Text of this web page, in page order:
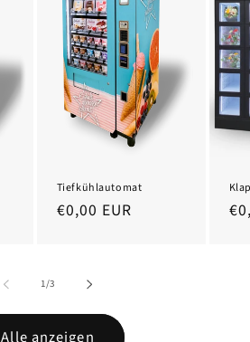
Tiefkühlautomat
Normaler
€0,00 EUR
1/von
3
Alle anzeigen